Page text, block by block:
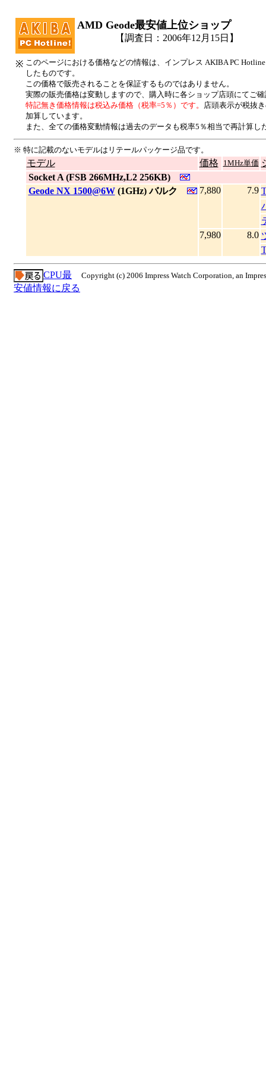
AMD Geode最安値上位ショップ
【調査日：2006年12月15日】
※ このページにおける価格などの情報は、インプレス AKIBA PC
したものです。
この価格で販売されることを保証するものではありません。
実際の販売価格は変動しますので、購入時に各ショップ店頭にてご
特記無き価格情報は税込み価格（税率=5％）です。 店頭表示が税抜
加算しています。
また、全ての価格変動情報は過去のデータも税率5％相当で再計算し
※ 特に記載のないモデルはリテールパッケージ品です。
モデル 価格 1MHz単価
Socket A (FSB 266MHz,L2 256KB)
Geode NX 1500@6W(1GHz) バルク 7,880 7.9
7,980
8.0
Copyright (c) 2006 Impress Watch Corporation, an
CPU最
安値情報に戻る